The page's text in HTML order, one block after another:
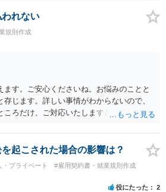
くのが良いと思われます。良い解決になり
応援しています！！
れない
規則作成
す。ご安心くださいね。お悩みのことと
じます。詳しい事情がわからないので、
ころだけ、ご対応いたしますと、本相談
ついて法的に正確に分析すべき事案です。
。法的責任をきちんと追及されたい場合に
じた弁護士等に相談し、法的に正確に分析
討するべきです。良い解決になりますよ
いかないことは徹底的に解明しましょ
起こされた場合の影響は？
・プライベート
#雇用契約書・就業規則作成
役にたった 2